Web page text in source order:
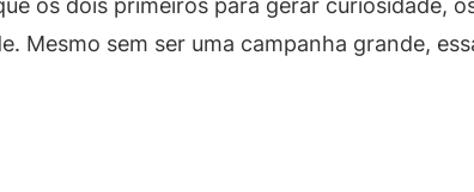
os dois primeiros para gerar curiosidade,
Mesmo sem ser uma campanha grande,